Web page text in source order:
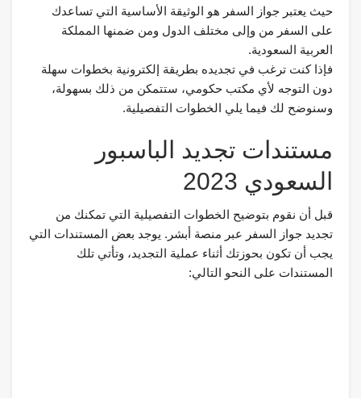
حيث يعتبر جواز السفر هو الوثيقة الأساسية التي تساعدك
على السفر من وإلى مختلف الدول ومن ضمنها المملكة
العربية السعودية.
فإذا كنت ترغب في تجديده بطريقة إلكترونية بخطوات سهلة
دون التوجه لأي مكتب حكومي، ستتمكن من ذلك بسهولة،
وسنوضح لك فيما يلي الخطوات التفصيلية.
مستندات تجديد الباسبور
السعودي 2023
قبل أن نقوم بتوضيح الخطوات التفصيلية التي تمكنك من
تجديد جواز السفر عبر منصة أبشر. يوجد بعض المستندات التي
يجب أن تكون بحوزتك أثناء عملية التجديد، وتأتي تلك
المستندات على النحو التالي: